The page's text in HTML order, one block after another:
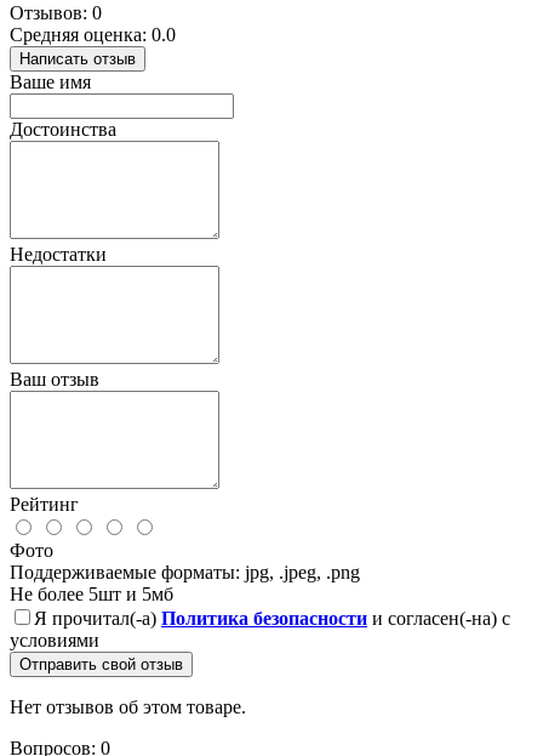
Отзывов: 0
Средняя оценка: 0.0
Написать отзыв
Ваше имя
Достоинства
Недостатки
Ваш отзыв
Рейтинг
Фото
Поддерживаемые форматы: jpg, .jpeg, .png
Не более 5шт и 5мб
Я прочитал(-а) Политика безопасности и согласен(-на) с
условиями
Отправить свой отзыв
Нет отзывов об этом товаре.
Вопросов: 0